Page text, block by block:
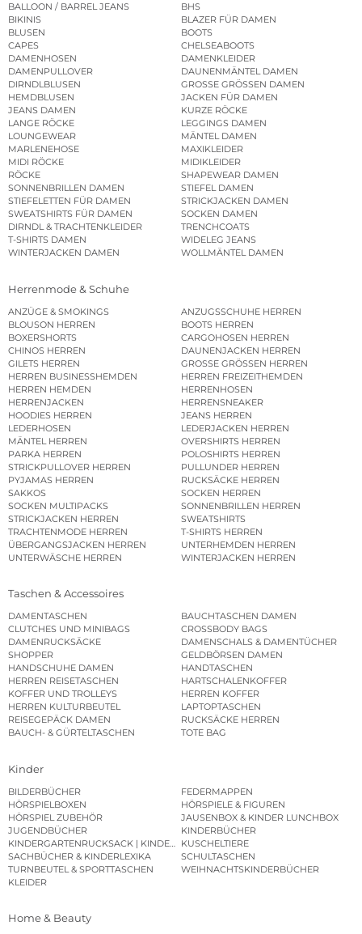
BALLOON / BARREL JEANS
BHS
BIKINIS
BLAZER FÜR DAMEN
BLUSEN
BOOTS
CAPES
CHELSEABOOTS
DAMENHOSEN
DAMENKLEIDER
DAMENPULLOVER
DAUNENMÄNTEL DAMEN
DIRNDLBLUSEN
GROSSE GRÖSSEN DAMEN
HEMDBLUSEN
JACKEN FÜR DAMEN
JEANS DAMEN
KURZE RÖCKE
LANGE RÖCKE
LEGGINGS DAMEN
LOUNGEWEAR
MÄNTEL DAMEN
MARLENEHOSE
MAXIKLEIDER
MIDI RÖCKE
MIDIKLEIDER
RÖCKE
SHAPEWEAR DAMEN
SONNENBRILLEN DAMEN
STIEFEL DAMEN
STIEFELETTEN FÜR DAMEN
STRICKJACKEN DAMEN
SWEATSHIRTS FÜR DAMEN
SOCKEN DAMEN
DIRNDL & TRACHTENKLEIDER
TRENCHCOATS
T-SHIRTS DAMEN
WIDELEG JEANS
WINTERJACKEN DAMEN
WOLLMÄNTEL DAMEN
Herrenmode & Schuhe
ANZÜGE & SMOKINGS
ANZUGSSCHUHE HERREN
BLOUSON HERREN
BOOTS HERREN
BOXERSHORTS
CARGOHOSEN HERREN
CHINOS HERREN
DAUNENJACKEN HERREN
GILETS HERREN
GROSSE GRÖSSEN HERREN
HERREN BUSINESSHEMDEN
HERREN FREIZEITHEMDEN
HERREN HEMDEN
HERRENHOSEN
HERRENJACKEN
HERRENSNEAKER
HOODIES HERREN
JEANS HERREN
LEDERHOSEN
LEDERJACKEN HERREN
MÄNTEL HERREN
OVERSHIRTS HERREN
PARKA HERREN
POLOSHIRTS HERREN
STRICKPULLOVER HERREN
PULLUNDER HERREN
PYJAMAS HERREN
RUCKSÄCKE HERREN
SAKKOS
SOCKEN HERREN
SOCKEN MULTIPACKS
SONNENBRILLEN HERREN
STRICKJACKEN HERREN
SWEATSHIRTS
TRACHTENMODE HERREN
T-SHIRTS HERREN
ÜBERGANGSJACKEN HERREN
UNTERHEMDEN HERREN
UNTERWÄSCHE HERREN
WINTERJACKEN HERREN
Taschen & Accessoires
DAMENTASCHEN
BAUCHTASCHEN DAMEN
CLUTCHES UND MINIBAGS
CROSSBODY BAGS
DAMENRUCKSÄCKE
DAMENSCHALS & DAMENTÜCHER
SHOPPER
GELDBÖRSEN DAMEN
HANDSCHUHE DAMEN
HANDTASCHEN
HERREN REISETASCHEN
HARTSCHALENKOFFER
KOFFER UND TROLLEYS
HERREN KOFFER
HERREN KULTURBEUTEL
LAPTOPTASCHEN
REISEGEPÄCK DAMEN
RUCKSÄCKE HERREN
BAUCH- & GÜRTELTASCHEN
TOTE BAG
Kinder
BILDERBÜCHER
FEDERMAPPEN
HÖRSPIELBOXEN
HÖRSPIELE & FIGUREN
HÖRSPIEL ZUBEHÖR
JAUSENBOX & KINDER LUNCHBOX
JUGENDBÜCHER
KINDERBÜCHER
KINDERGARTENRUCKSACK | KINDERGARTENBEUTEL
KUSCHELTIERE
SACHBÜCHER & KINDERLEXIKA
SCHULTASCHEN
TURNBEUTEL & SPORTTASCHEN
WEIHNACHTSKINDERBÜCHER
KLEIDER
Home & Beauty